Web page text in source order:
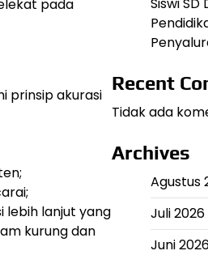
pada
prinsip akurasi
lebih lanjut yang
kurung dan
Recent
Tidak ada
Archives
Agustus
Juli 2026
Juni